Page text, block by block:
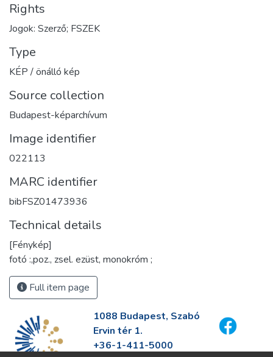
Rights
Jogok: Szerző; FSZEK
Type
KÉP / önálló kép
Source collection
Budapest-képarchívum
Image identifier
022113
MARC identifier
bibFSZ01473936
Technical details
[Fénykép]
fotó :,poz., zsel. ezüst, monokróm ;
Full item page
1088 Budapest, Szabó
Ervin tér 1.
+36-1-411-5000